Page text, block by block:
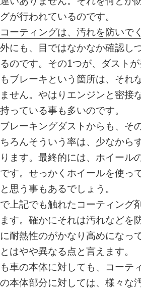
が行われているのです。
コーティングは、汚れを防いで
にも、目ではなかなか確認し
のです。その1つが、ダストが
ブレーキという箇所は、それ
せん。やはりエンジンと密接
っている事も多いのです。
レーキングダストからも、そ
ろんそういう率は、少なから
ます。最終的には、ホイール
す。せっかくホイールを使っ
思う事もあるでしょう。
上記でも触れたコーティング
す。確かにそれは汚れなどを
耐熱性のがかなり高めになっ
はやや異なる点と言えます。
車の本体に対しても、コーテ
本体部分に対しては、様々な